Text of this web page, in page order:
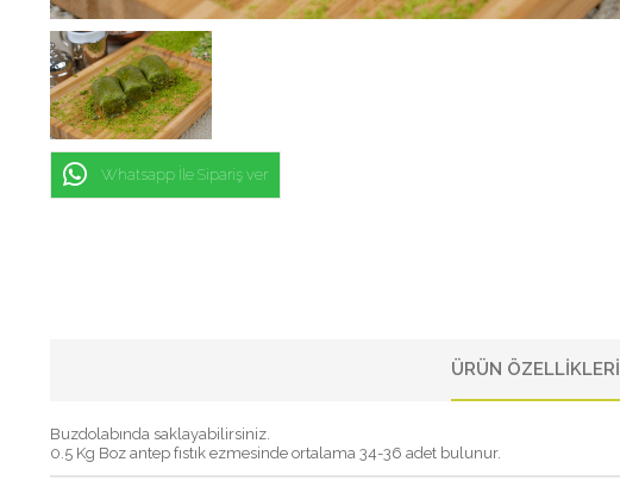
Whatsapp İle Sipariş ver
ÜRÜN ÖZELLIKLERI
Buzdolabında saklayabilirsiniz.
0.5 Kg Boz antep fıstık ezmesinde ortalama 34-36 adet bulunur.